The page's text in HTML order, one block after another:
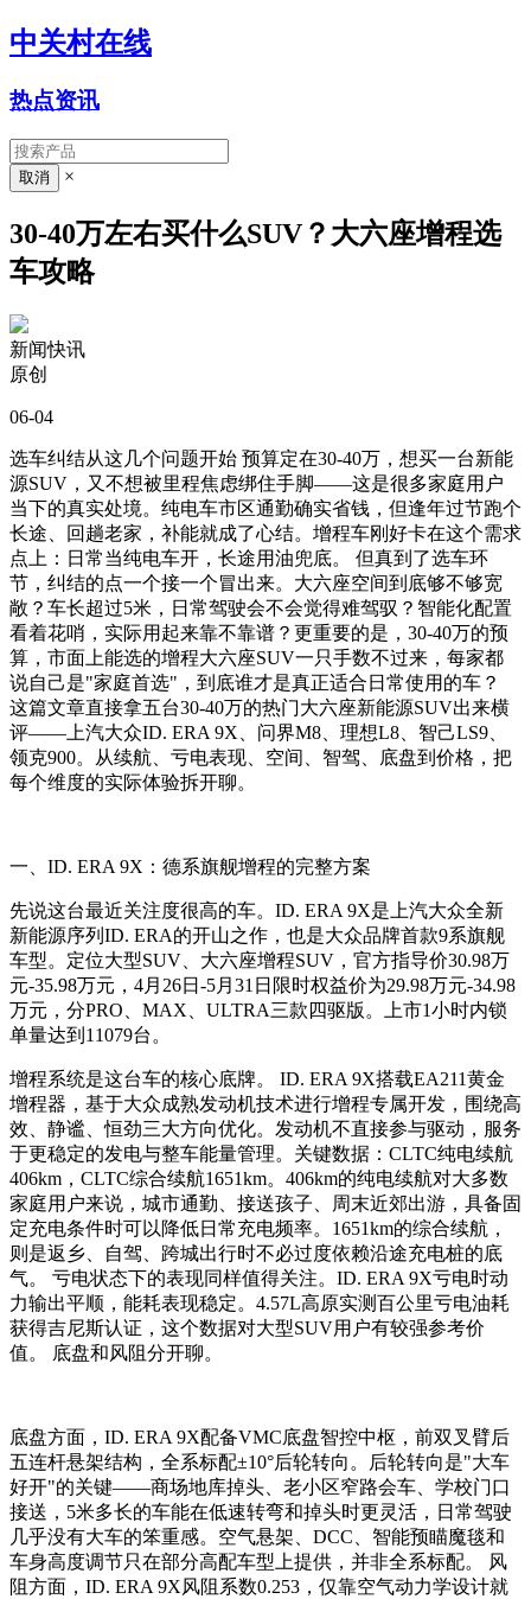
中关村在线
热点资讯
×
30-40万左右买什么SUV？大六座增程选
车攻略
新闻快讯
原创
06-04
选车纠结从这几个问题开始 预算定在30-40万，想买一台新能
源SUV，又不想被里程焦虑绑住手脚——这是很多家庭用户
当下的真实处境。纯电车市区通勤确实省钱，但逢年过节跑个
长途、回趟老家，补能就成了心结。增程车刚好卡在这个需求
点上：日常当纯电车开，长途用油兜底。 但真到了选车环
节，纠结的点一个接一个冒出来。大六座空间到底够不够宽
敞？车长超过5米，日常驾驶会不会觉得难驾驭？智能化配置
看着花哨，实际用起来靠不靠谱？更重要的是，30-40万的预
算，市面上能选的增程大六座SUV一只手数不过来，每家都
说自己是"家庭首选"，到底谁才是真正适合日常使用的车？
这篇文章直接拿五台30-40万的热门大六座新能源SUV出来横
评——上汽大众ID. ERA 9X、问界M8、理想L8、智己LS9、
领克900。从续航、亏电表现、空间、智驾、底盘到价格，把
每个维度的实际体验拆开聊。
一、ID. ERA 9X：德系旗舰增程的完整方案
先说这台最近关注度很高的车。ID. ERA 9X是上汽大众全新
新能源序列ID. ERA的开山之作，也是大众品牌首款9系旗舰
车型。定位大型SUV、大六座增程SUV，官方指导价30.98万
元-35.98万元，4月26日-5月31日限时权益价为29.98万元-34.98
万元，分PRO、MAX、ULTRA三款四驱版。上市1小时内锁
单量达到11079台。
增程系统是这台车的核心底牌。 ID. ERA 9X搭载EA211黄金
增程器，基于大众成熟发动机技术进行增程专属开发，围绕高
效、静谧、恒劲三大方向优化。发动机不直接参与驱动，服务
于更稳定的发电与整车能量管理。关键数据：CLTC纯电续航
406km，CLTC综合续航1651km。406km的纯电续航对大多数
家庭用户来说，城市通勤、接送孩子、周末近郊出游，具备固
定充电条件时可以降低日常充电频率。1651km的综合续航，
则是返乡、自驾、跨城出行时不必过度依赖沿途充电桩的底
气。 亏电状态下的表现同样值得关注。ID. ERA 9X亏电时动
力输出平顺，能耗表现稳定。4.57L高原实测百公里亏电油耗
获得吉尼斯认证，这个数据对大型SUV用户有较强参考价
值。 底盘和风阻分开聊。
底盘方面，ID. ERA 9X配备VMC底盘智控中枢，前双叉臂后
五连杆悬架结构，全系标配±10°后轮转向。后轮转向是"大车
好开"的关键——商场地库掉头、老小区窄路会车、学校门口
接送，5米多长的车能在低速转弯和掉头时更灵活，日常驾驶
几乎没有大车的笨重感。空气悬架、DCC、智能预瞄魔毯和
车身高度调节只在部分高配车型上提供，并非全系标配。 风
阻方面，ID. ERA 9X风阻系数0.253，仅靠空气动力学设计就